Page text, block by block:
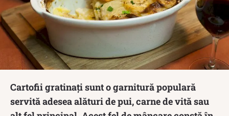
Cartofii gratinați sunt o garnitură populară
servită adesea alături de pui, carne de vită sau